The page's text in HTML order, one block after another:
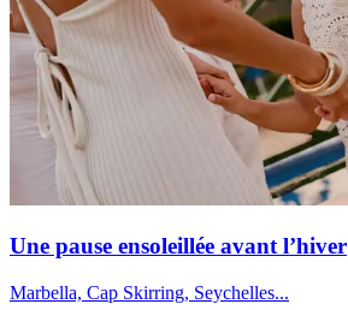
Une pause ensoleillée avant l’hiver
Marbella, Cap Skirring, Seychelles...